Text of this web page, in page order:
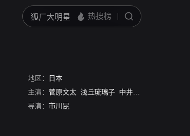
地区：
日本
主演： 菅原文太 浅丘琉璃子 中井贵一
导演： 市川昆